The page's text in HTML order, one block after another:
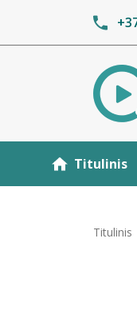
Titulinis
Titulinis